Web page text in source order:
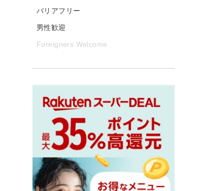
バリアフリー
男性歓迎
Foreigners Welcome